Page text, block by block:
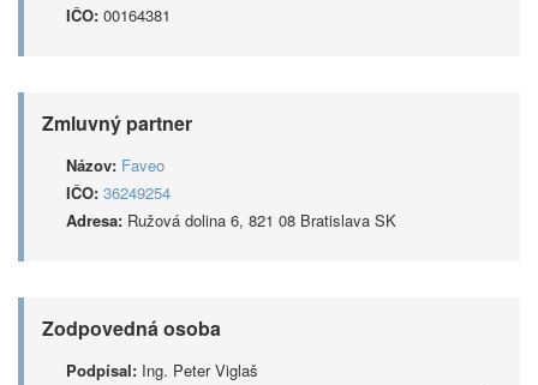
IČO: 00164381
Zmluvný partner
Názov: Faveo
IČO: 36249254
Adresa: Ružová dolina 6, 821 08 Bratislava SK
Zodpovedná osoba
Podpísal: Ing. Peter Viglaš